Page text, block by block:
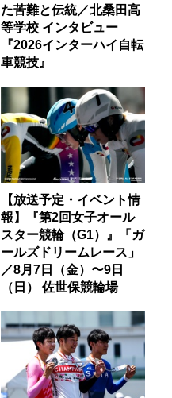
た苦難と伝統／北桑田高
等学校 インタビュー
『2026インターハイ自転
車競技』
【放送予定・イベント情
報】『第2回女子オール
スター競輪（G1）』「ガ
ールズドリームレース」
／8月7日（金）〜9日
（日） 佐世保競輪場